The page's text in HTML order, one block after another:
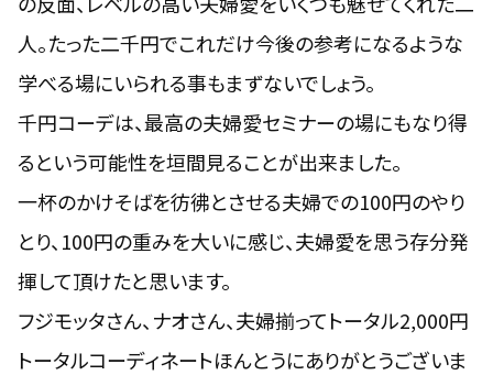
人。たった二千円でこれだけ今後の参考になるような
学べる場にいられる事もまずないでしょう。
千円コーデは、最高の夫婦愛セミナーの場にもなり得
るという可能性を垣間見ることが出来ました。
一杯のかけそばを彷彿とさせる夫婦での100円のやり
とり、100円の重みを大いに感じ、夫婦愛を思う存分発
揮して頂けたと思います。
フジモッタさん、ナオさん、夫婦揃ってトータル2,000円
トータルコーディネートほんとうにありがとうございま